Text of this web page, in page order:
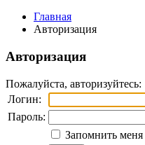
Главная
Авторизация
Авторизация
Пожалуйста, авторизуйтесь:
Логин:
Пароль:
Запомнить